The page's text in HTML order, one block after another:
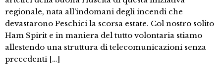
regionale, nata all’indomani degli incendi che
devastarono Peschici la scorsa estate. Col nostro solito
Ham Spirit e in maniera del tutto volontaria stiamo
allestendo una struttura di telecomunicazioni senza
precedenti […]